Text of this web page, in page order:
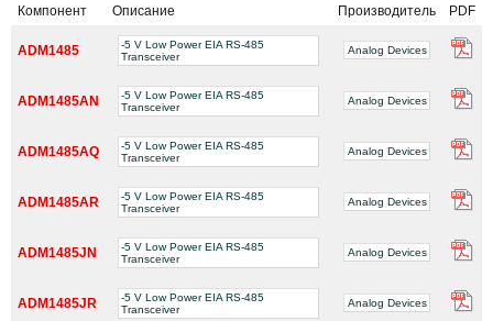
Компонент Описание Производитель PDF
ADM1485
-5 V Low Power EIA RS-485
Transceiver
Analog Devices
ADM1485AN
-5 V Low Power EIA RS-485
Transceiver
Analog Devices
ADM1485AQ
-5 V Low Power EIA RS-485
Transceiver
Analog Devices
ADM1485AR
-5 V Low Power EIA RS-485
Transceiver
Analog Devices
ADM1485JN
-5 V Low Power EIA RS-485
Transceiver
Analog Devices
ADM1485JR
-5 V Low Power EIA RS-485
Transceiver
Analog Devices